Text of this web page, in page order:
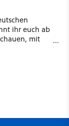
ihr euch ab
mit